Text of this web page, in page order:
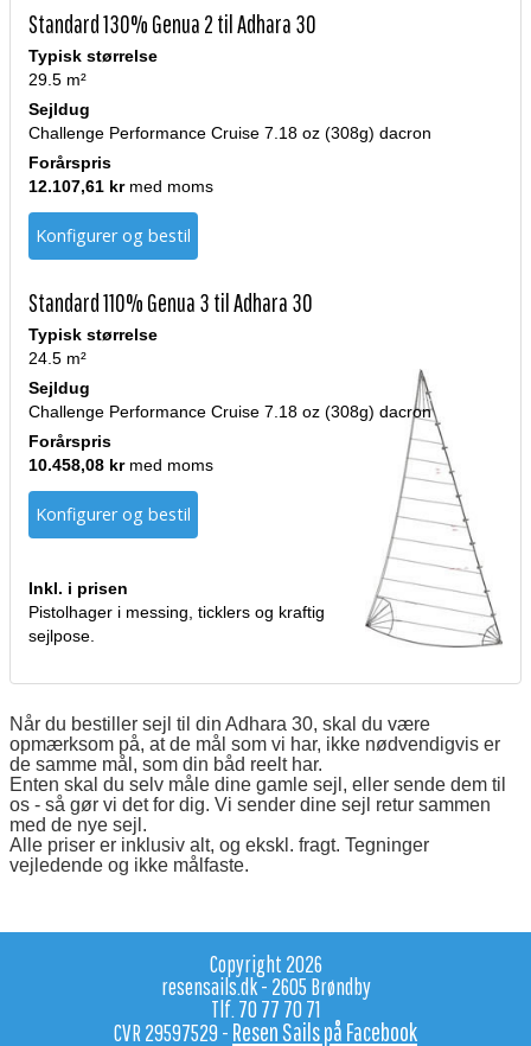
Standard 130% Genua 2 til Adhara 30
Typisk størrelse
29.5 m²
Sejldug
Challenge Performance Cruise 7.18 oz (308g) dacron
Forårspris
12.107,61 krmed moms
Konfigurer og bestil
Standard 110% Genua 3 til Adhara 30
Typisk størrelse
24.5 m²
Sejldug
Challenge Performance Cruise 7.18 oz (308g) dacron
Forårspris
10.458,08 krmed moms
Konfigurer og bestil
Inkl. i prisen
Pistolhager i messing, ticklers og kraftig
sejlpose.
Når du bestiller sejl til din Adhara 30, skal du være
opmærksom på, at de mål som vi har, ikke nødvendigvis er
de samme mål, som din båd reelt har.
Enten skal du selv måle dine gamle sejl, eller sende dem til
os - så gør vi det for dig. Vi sender dine sejl retur sammen
med de nye sejl.
Alle priser er inklusiv alt, og ekskl. fragt. Tegninger
vejledende og ikke målfaste.
Copyright 2026
resensails.dk - 2605 Brøndby
Tlf. 70 77 70 71
CVR 29597529 - Resen Sails på Facebook